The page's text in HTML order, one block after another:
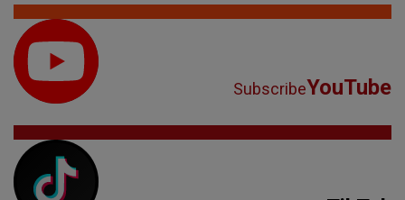
SubscribeYouTube